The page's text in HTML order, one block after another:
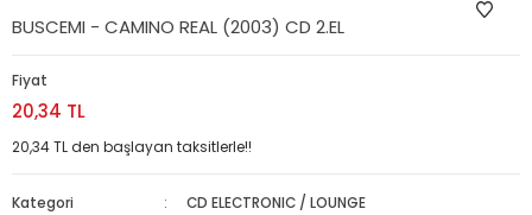
BUSCEMI - CAMINO REAL (2003) CD 2.EL
Fiyat
20,34 TL
20,34 TL den başlayan taksitlerle!!
Kategori
CD ELECTRONIC / LOUNGE